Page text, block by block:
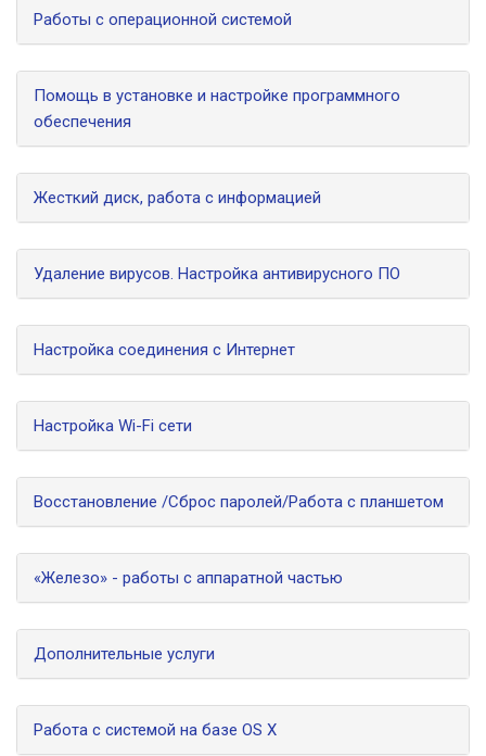
Работы с операционной системой
Помощь в установке и настройке программного
обеспечения
Жесткий диск, работа с информацией
Удаление вирусов. Настройка антивирусного ПО
Настройка соединения с Интернет
Настройка Wi-Fi сети
Восстановление /Сброс паролей/Работа с планшетом
«Железо» - работы с аппаратной частью
Дополнительные услуги
Работа с системой на базе OS X